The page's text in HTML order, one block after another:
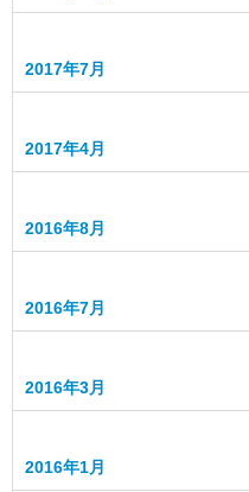
2017年7月
2017年4月
2016年8月
2016年7月
2016年3月
2016年1月